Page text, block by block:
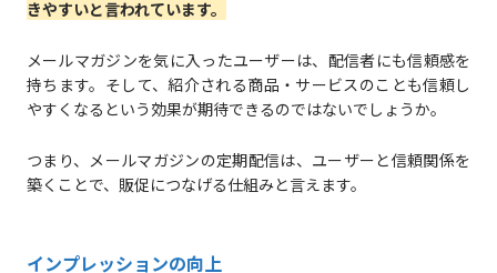
きやすいと言われています。
メールマガジンを気に入ったユーザーは、配信者にも信頼感を
持ちます。そして、紹介される商品・サービスのことも信頼し
やすくなるという効果が期待できるのではないでしょうか。
つまり、メールマガジンの定期配信は、ユーザーと信頼関係を
築くことで、販促につなげる仕組みと言えます。
インプレッションの向上